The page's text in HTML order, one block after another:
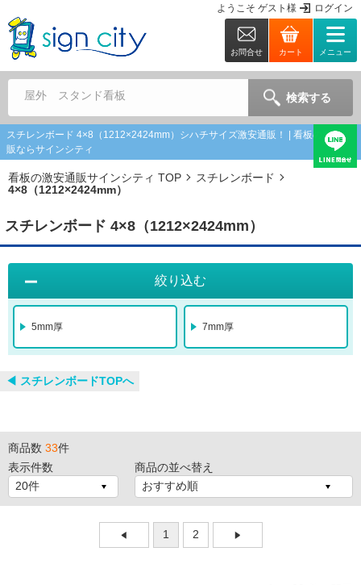
ようこそ ゲスト 様 ログイン
お問合せ カート メニュー
屋外 スタンド看板 検索する
スチレンボード 4×8（1212×2424mm）シハチサイズ激安通販！ | 看板の激安通
販ならサインシティ
看板の激安通販サインシティ TOP
スチレンボード
4×8（1212×2424mm）
スチレンボード 4×8（1212×2424mm）
絞り込む
5mm厚 7mm厚
◀︎ スチレンボードTOPへ
商品数 33件
表示件数
商品の並べ替え
1 2